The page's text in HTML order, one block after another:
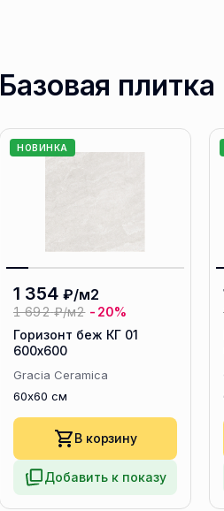
Базовая плитка
НОВИНКА
1 354 ₽/м2
1 692 ₽/м2 -20%
Горизонт беж КГ 01
600х600
Gracia Ceramica
60x60 см
В корзину
Добавить к показу